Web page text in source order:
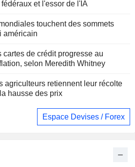
et l'essor de l'IA
touchent des sommets
américain
cartes de crédit progresse au
selon Meredith Whitney
agriculteurs retiennent leur récolte
hausse des prix
Espace Devises / Forex